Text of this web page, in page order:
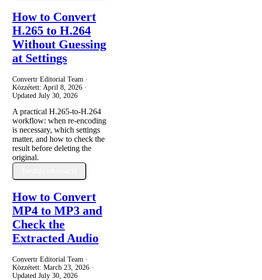
How to Convert
H.265 to H.264
Without Guessing
at Settings
Convertr Editorial Team ·
Közzétett: April 8, 2026 ·
Updated July 30, 2026
A practical H.265-to-H.264
workflow: when re-encoding
is necessary, which settings
matter, and how to check the
result before deleting the
original.
How to Convert
MP4 to MP3 and
Check the
Extracted Audio
Convertr Editorial Team ·
Közzétett: March 23, 2026 ·
Updated July 30, 2026